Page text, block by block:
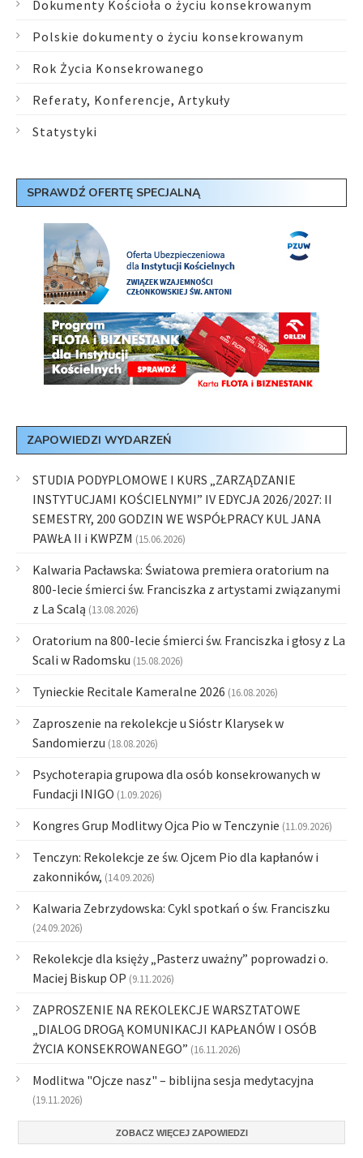
Dokumenty Kościoła o życiu konsekrowanym
Polskie dokumenty o życiu konsekrowanym
Rok Życia Konsekrowanego
Referaty, Konferencje, Artykuły
Statystyki
SPRAWDŹ OFERTĘ SPECJALNĄ
ZAPOWIEDZI WYDARZEŃ
STUDIA PODYPLOMOWE I KURS „ZARZĄDZANIE
INSTYTUCJAMI KOŚCIELNYMI” IV EDYCJA 2026/2027: II
SEMESTRY, 200 GODZIN WE WSPÓŁPRACY KUL JANA
PAWŁA II i KWPZM (15.06.2026)
Kalwaria Pacławska: Światowa premiera oratorium na
800-lecie śmierci św. Franciszka z artystami związanymi
z La Scalą (13.08.2026)
Oratorium na 800-lecie śmierci św. Franciszka i głosy z La
Scali w Radomsku (15.08.2026)
Tynieckie Recitale Kameralne 2026 (16.08.2026)
Zaproszenie na rekolekcje u Sióstr Klarysek w
Sandomierzu (18.08.2026)
Psychoterapia grupowa dla osób konsekrowanych w
Fundacji INIGO (1.09.2026)
Kongres Grup Modlitwy Ojca Pio w Tenczynie (11.09.2026)
Tenczyn: Rekolekcje ze św. Ojcem Pio dla kapłanów i
zakonników, (14.09.2026)
Kalwaria Zebrzydowska: Cykl spotkań o św. Franciszku
(24.09.2026)
Rekolekcje dla księży „Pasterz uważny” poprowadzi o.
Maciej Biskup OP (9.11.2026)
ZAPROSZENIE NA REKOLEKCJE WARSZTATOWE
„DIALOG DROGĄ KOMUNIKACJI KAPŁANÓW I OSÓB
ŻYCIA KONSEKROWANEGO” (16.11.2026)
Modlitwa "Ojcze nasz" – biblijna sesja medytacyjna
(19.11.2026)
ZOBACZ WIĘCEJ ZAPOWIEDZI